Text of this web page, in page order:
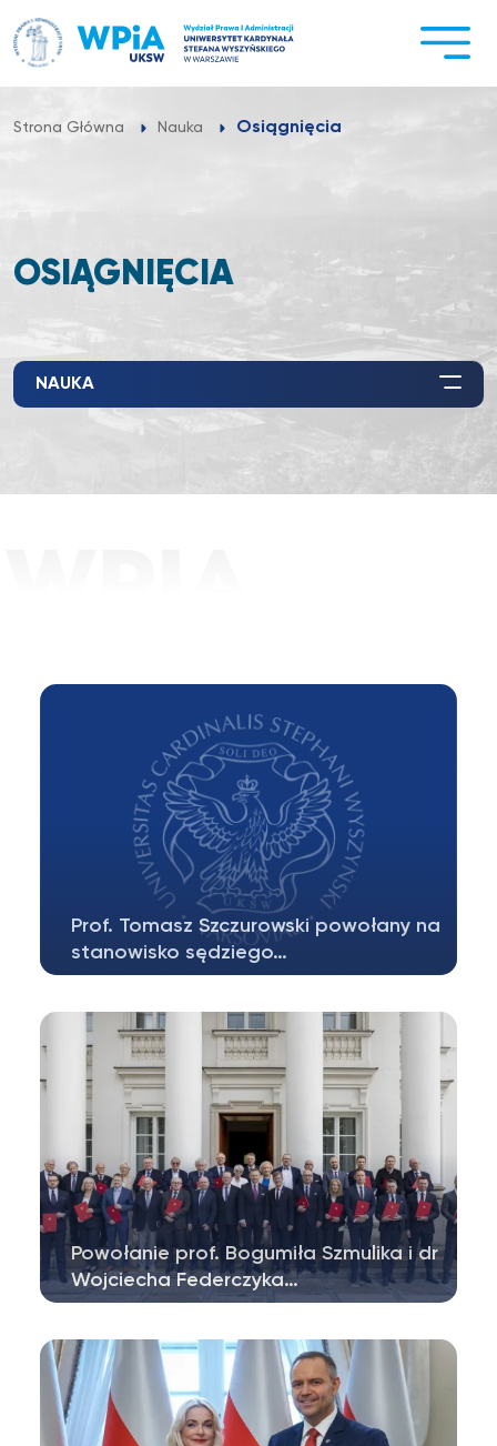
do
treści
Strona Główna Nauka Osiągnięcia
OSIĄGNIĘCIA
NAUKA
Prof. Tomasz Szczurowski powołany na
stanowisko sędziego…
wręczył akt powołania do pełnienia…
Powołanie prof. Bogumiła Szmulika i dr
Wojciecha Federczyka…
Wydziału Prawa i Administracji Uniwersytetu…